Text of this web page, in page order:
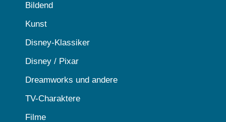
Bildend
Kunst
Disney-Klassiker
Disney / Pixar
Dreamworks und andere
TV-Charaktere
Filme